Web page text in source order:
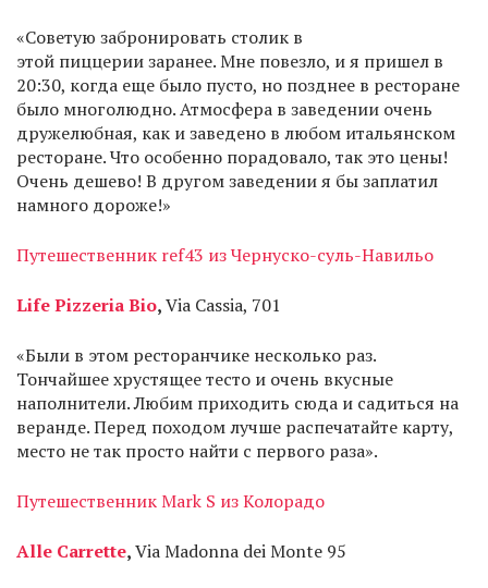
«Советую забронировать столик в
этой пиццерии заранее. Мне повезло, и я пришел в
20:30, когда еще было пусто, но позднее в ресторане
было многолюдно. Атмосфера в заведении очень
дружелюбная, как и заведено в любом итальянском
ресторане. Что особенно порадовало, так это цены!
Очень дешево! В другом заведении я бы заплатил
намного дороже!»
Путешественник ref43 из Чернуско-суль-Навильо
Life Pizzeria Bio,Via Cassia, 701
«Были в этом ресторанчике несколько раз.
Тончайшее хрустящее тесто и очень вкусные
наполнители. Любим приходить сюда и садиться на
веранде. Перед походом лучше распечатайте карту,
место не так просто найти с первого раза».
Путешественник Mark S из Колорадо
Alle Carrette,Via Madonna dei Monte 95